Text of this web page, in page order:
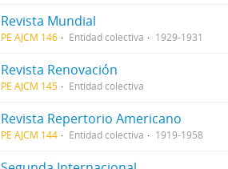
Revista Mundial
PE AJCM 146 Entidad colectiva 1929-1931
Revista Renovación
PE AJCM 145 Entidad colectiva
Revista Repertorio Americano
PE AJCM 144 Entidad colectiva 1919-1958